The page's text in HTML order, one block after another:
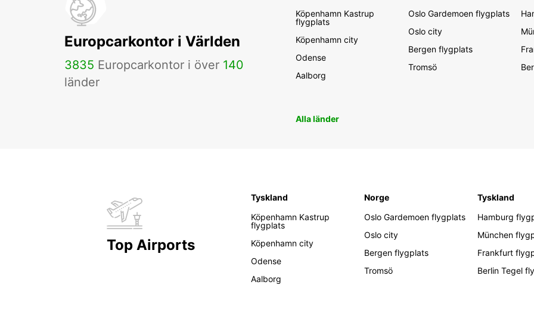
Europcarkontor i Världen
3835 Europcarkontor i över 140
länder
Köpenhamn Kastrup
flygplats
Köpenhamn city
Odense
Aalborg
Oslo Gardemoen flygplats
Oslo city
Bergen flygplats
Tromsö
Alla länder
Top Airports
Tyskland
Köpenhamn Kastrup
flygplats
Köpenhamn city
Odense
Aalborg
Norge
Oslo Gardemoen flygplats
Oslo city
Bergen flygplats
Tromsö
Tyskland
Hamburg
München
Frankfurt
Berlin Tegel